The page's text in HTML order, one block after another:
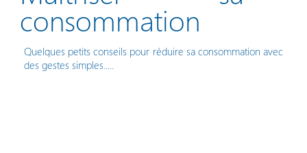
consommation
Quelques petits conseils pour réduire sa consommation avec
des gestes simples.....